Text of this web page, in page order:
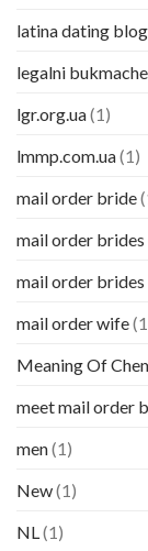
latina dating blog
legalni
lgr.org.ua(1)
lmmp.com.ua(1)
mail order bride
mail order brides
mail order brides
mail order wife
Meaning Of
meet mail order
men(1)
New(1)
NL (1)